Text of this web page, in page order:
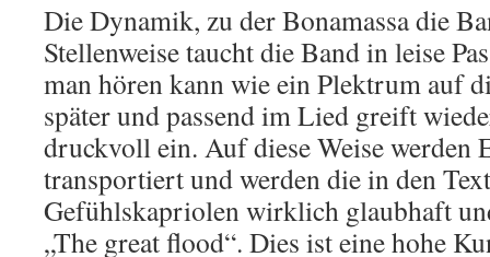
Die Dynamik, zu der Bonamassa die
Stellenweise taucht die Band in leise
man hören kann wie ein Plektrum auf
später und passend im Lied greift
druckvoll ein. Auf diese Weise werden
transportiert und werden die in den
Gefühlskapriolen wirklich glaubhaft
„The great flood“. Dies ist eine hohe